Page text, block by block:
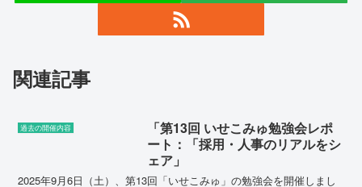
関連記事
過去の開催内容
「第13回 いせこみゅ勉強会レポ
ート：「採用・人事のリアルをシ
ェア」
2025年9月6日（土）、第13回「いせこみゅ」の勉強会を開催しまし